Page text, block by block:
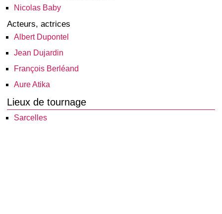
Nicolas Baby
Acteurs, actrices
Albert Dupontel
Jean Dujardin
François Berléand
Aure Atika
Lieux de tournage
Sarcelles